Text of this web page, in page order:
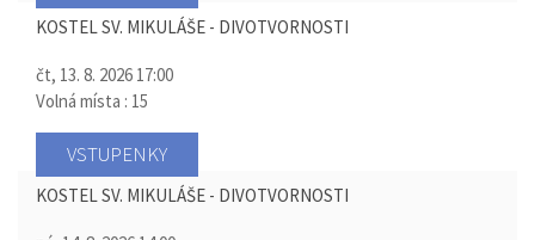
KOSTEL SV. MIKULÁŠE - DIVOTVORNOSTI
čt, 13. 8. 2026 17:00
Volná místa : 15
VSTUPENKY
KOSTEL SV. MIKULÁŠE - DIVOTVORNOSTI